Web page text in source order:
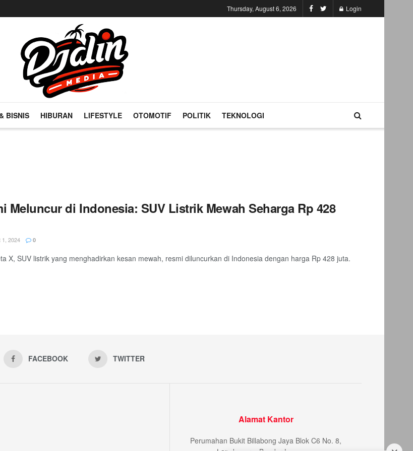
Thursday, August 6, 2026 Login
BISNIS HIBURAN LIFESTYLE OTOMOTIF POLITIK TEKNOLOGI
Meluncur di Indonesia: SUV Listrik Mewah Seharga Rp 428
2024 0
X, SUV listrik yang menghadirkan kesan mewah, resmi diluncurkan di Indonesia dengan harga Rp 428 juta.
FACEBOOK TWITTER
Alamat Kantor
Perumahan Bukit Billabong Jaya Blok C6 No. 8,